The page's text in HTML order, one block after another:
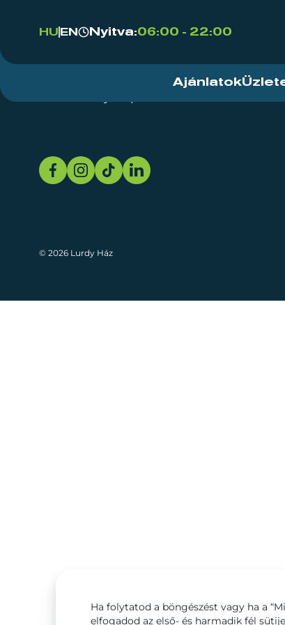
HU EN Nyitva:06:00 - 22:00
Ajánlatok
© 2026 Lurdy Ház
Ha folytatod a böngészést vagy ha a
elfogadod az első- és harmadik fél